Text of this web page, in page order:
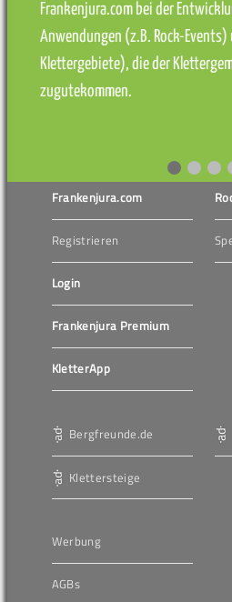
Frankenjura.com bei der
Anwendungen (z.B. Rock-
Klettergebiete), die der
zugutekommen.
Frankenjura.com
Registrieren
Login
Frankenjura Premium
KletterApp
Bergfreunde.de
Klettersteige
Werbung
AGBs